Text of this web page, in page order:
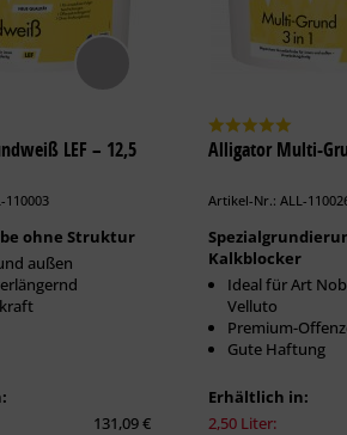
LEF – 12,5
110003
ohne Struktur
außen
131,09 €
Alligator Multi-
Artikel-Nr.: ALL-
Kalkblocker
Ideal für Art
Velluto
Premium-
Gute Haftung
Erhältlich in:
2,50 Liter: